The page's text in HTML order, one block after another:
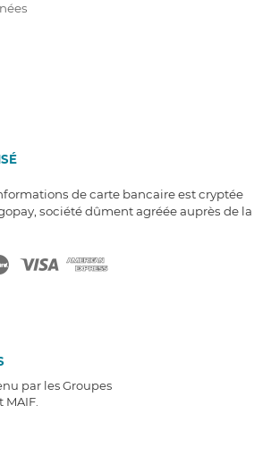
de carte bancaire est cryptée
société dûment agréée auprès de la
par les Groupes
MAIF.